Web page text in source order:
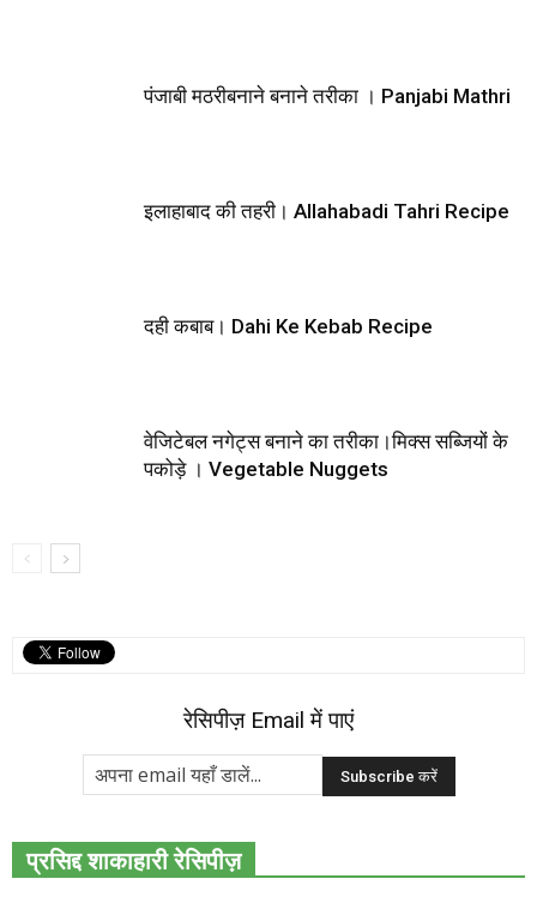
पंजाबी मठरीबनाने बनाने तरीका । Panjabi Mathri
इलाहाबाद की तहरी। Allahabadi Tahri Recipe
दही कबाब। Dahi Ke Kebab Recipe
वेजिटेबल नगेट्स बनाने का तरीका।मिक्स सब्जियों के
पकोड़े । Vegetable Nuggets
रेसिपीज़ Email में पाएं
प्रसिद्द शाकाहारी रेसिपीज़